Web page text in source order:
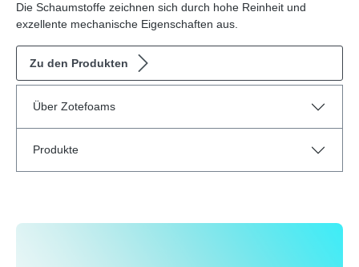
Die Schaumstoffe zeichnen sich durch hohe Reinheit und
exzellente mechanische Eigenschaften aus.
Zu den Produkten
Über Zotefoams
Produkte